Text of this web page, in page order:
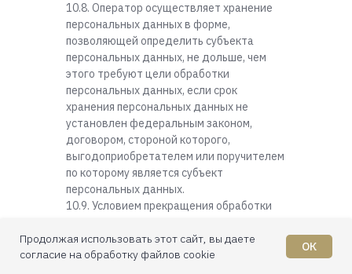
Продолжая использовать этот сайт, вы даете
согласие на обработку файлов cookie
ОК
10.8. Оператор осуществляет хранение
персональных данных в форме,
позволяющей определить субъекта
персональных данных, не дольше, чем
этого требуют цели обработки
персональных данных, если срок
хранения персональных данных не
установлен федеральным законом,
договором, стороной которого,
выгодоприобретателем или поручителем
по которому является субъект
персональных данных.
10.9. Условием прекращения обработки
достижение целей обработки
персональных данных, истечение срока